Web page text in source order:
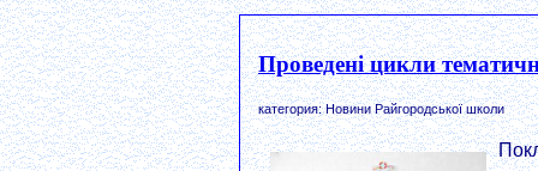
Проведені цикли
категория: Новини Райгородської школи